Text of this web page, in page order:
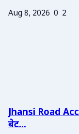
Aug 8, 2026 0 2
Jhansi Road
बेट...